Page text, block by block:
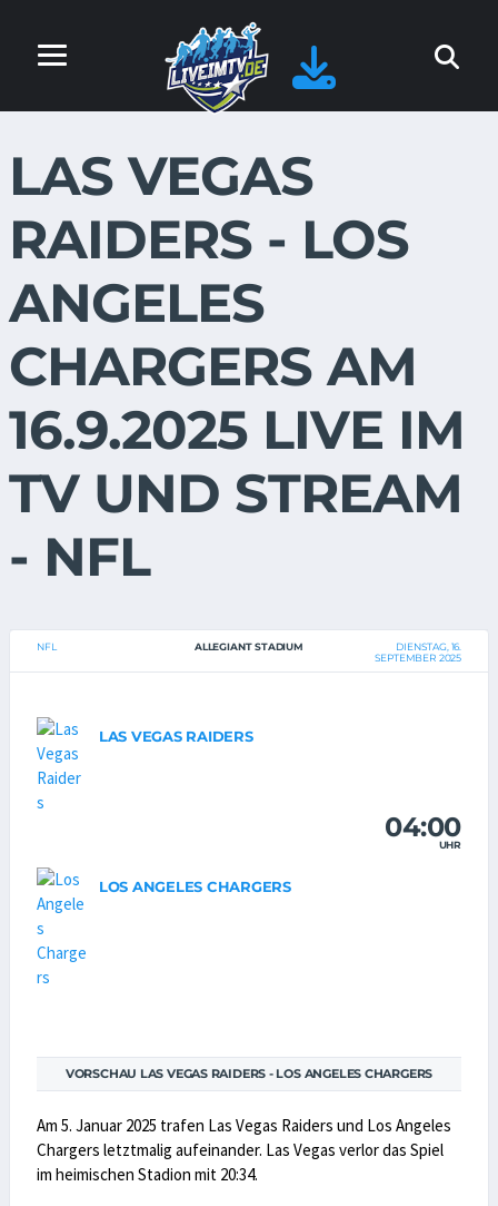
LAS VEGAS
RAIDERS - LOS
ANGELES
CHARGERS AM
16.9.2025 LIVE IM
TV UND STREAM
- NFL
NFL ALLEGIANT STADIUM
DIENSTAG, 16.
SEPTEMBER 2025
LAS VEGAS RAIDERS
04:00
UHR
LOS ANGELES CHARGERS
VORSCHAU LAS VEGAS RAIDERS - LOS ANGELES CHARGERS
Am 5. Januar 2025 trafen Las Vegas Raiders und Los Angeles
Chargers letztmalig aufeinander. Las Vegas verlor das Spiel
im heimischen Stadion mit 20:34.